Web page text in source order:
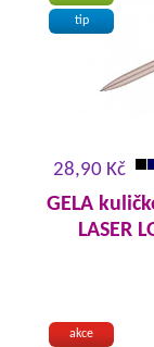
tip
28,90 Kč
GELA
LASER
akce